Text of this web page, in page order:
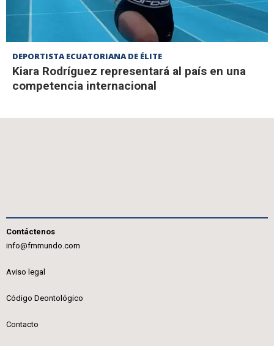
DEPORTISTA ECUATORIANA DE ÉLITE
Kiara Rodríguez representará al país en una
competencia internacional
Contáctenos
info@fmmundo.com
Aviso legal
Código Deontológico
Contacto